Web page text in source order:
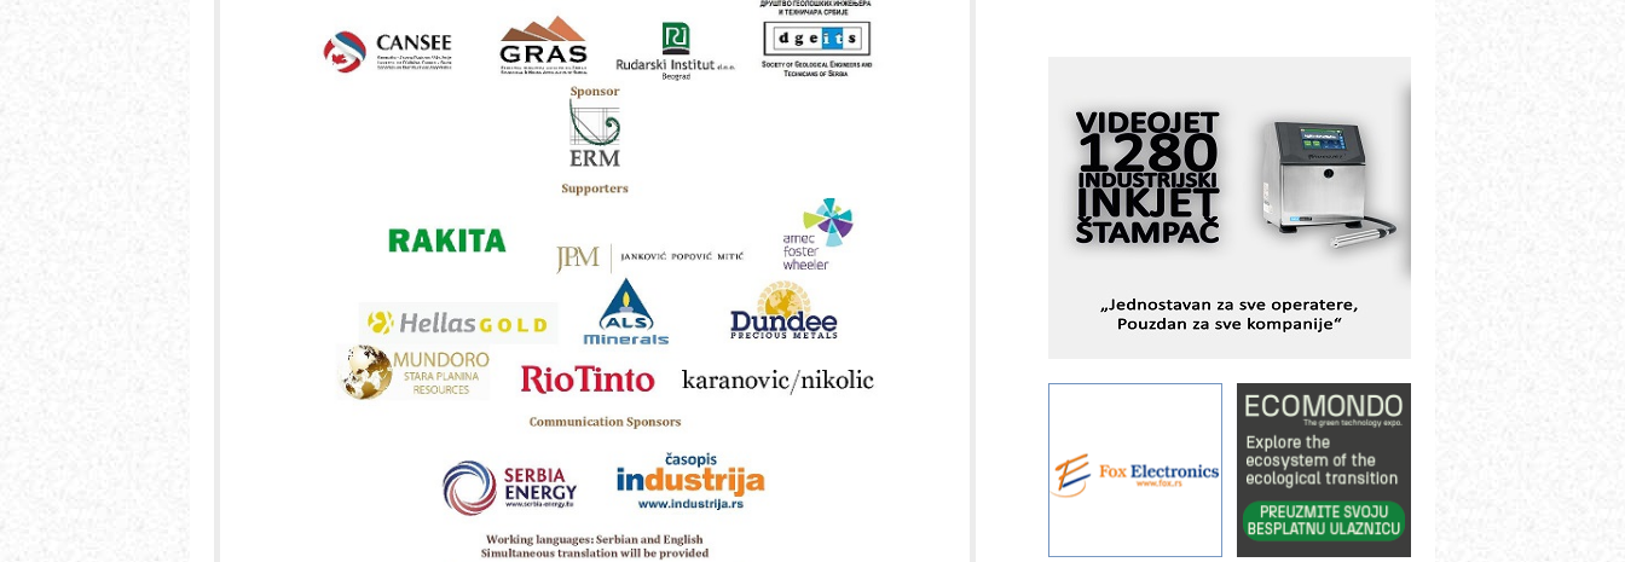
Fleksibilno stezanje i brzo
podešavanje u proizvodnji prototipova
KIP KOP – napredna rešenja za
savremene industrijske i logističke
objekte
rešenjima
STAUFF – Komponente koje
povećavaju pouzdanost hidrauličkih
sistema
YAMADA pumpe – japanska
pouzdanost u transferu fluida
Filtration Group Industrial – Napredna